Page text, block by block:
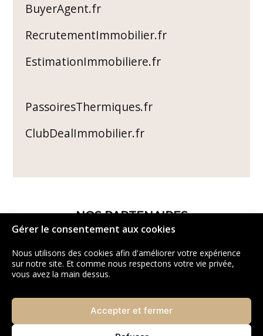
Gérer le consentement aux cookies
Nous utilisons des cookies afin d'améliorer votre expérience
sur notre site. Et comme nous respectons votre vie privée,
vous avez la main dessus.
Accepter et fermer
BuyerAgent.fr
RecrutementImmobilier.fr
EstimationImmobiliere.fr
PassoiresThermiques.fr
ClubDealImmobilier.fr
NOS PARTENAIRES